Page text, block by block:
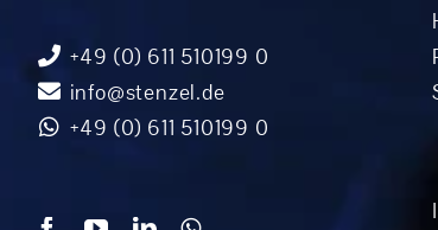
+49 (0) 611 510199 0
info@stenzel.de
+49 (0) 611 510199 0